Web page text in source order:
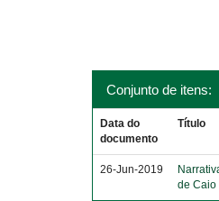
Conjunto de itens:
Data do
documento
Título
26-Jun-2019
de Caio